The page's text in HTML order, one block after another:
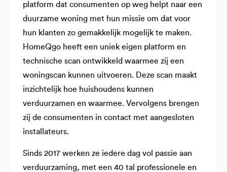
platform dat consumenten op weg helpt naar een
duurzame woning met hun missie om dat voor
hun klanten zo gemakkelijk mogelijk te maken.
HomeQgo heeft een uniek eigen platform en
technische scan ontwikkeld waarmee zij een
woningscan kunnen uitvoeren. Deze scan maakt
inzichtelijk hoe huishoudens kunnen
verduurzamen en waarmee. Vervolgens brengen
zij de consumenten in contact met aangesloten
installateurs.
Sinds 2017 werken ze iedere dag vol passie aan
verduurzaming, met een 40 tal professionele en